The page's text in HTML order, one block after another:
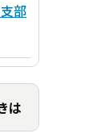
部
は